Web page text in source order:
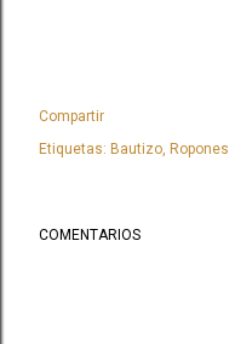
Compartir
Etiquetas: Bautizo Ropones
COMENTARIOS